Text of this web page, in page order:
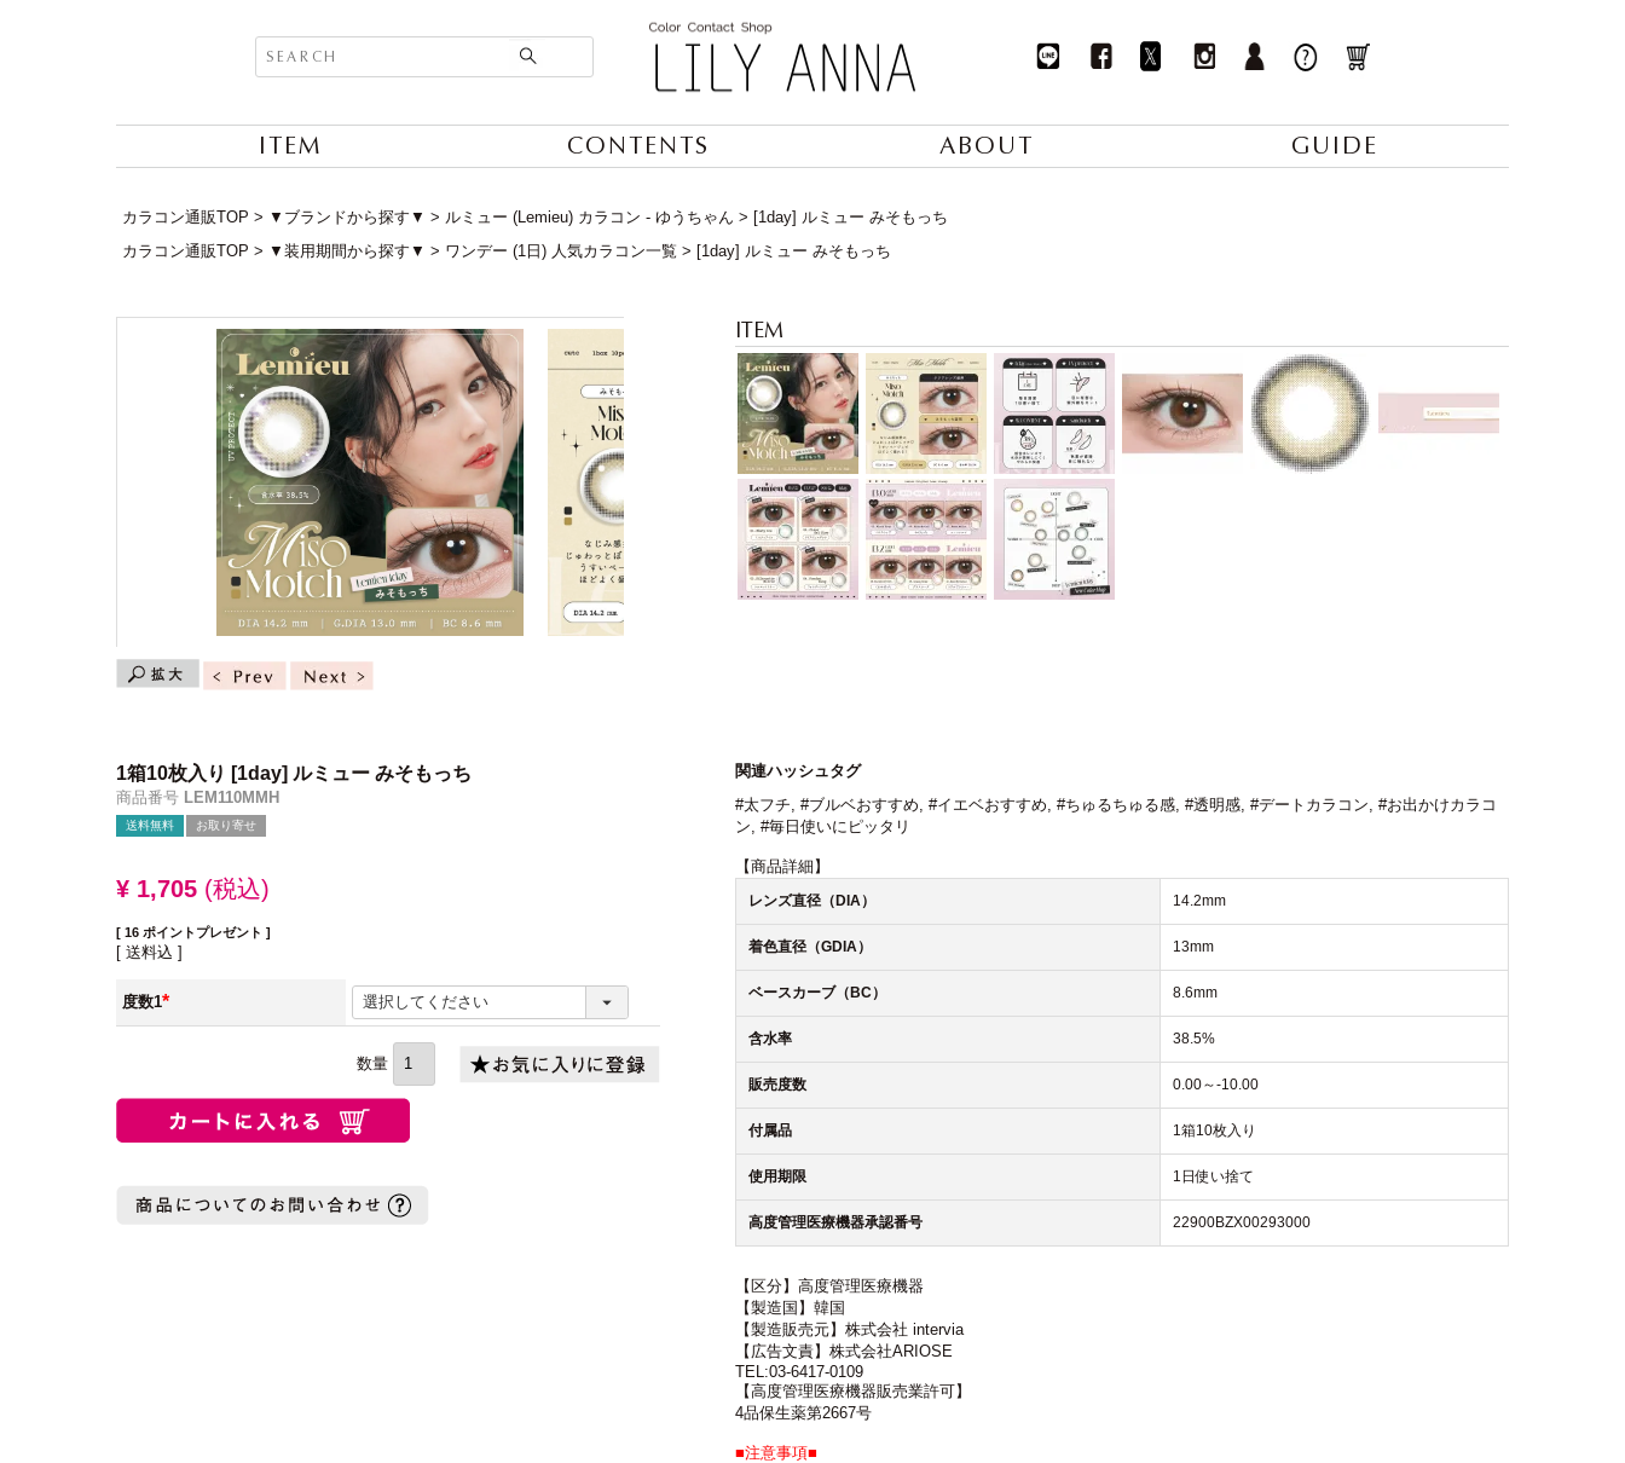
ITEM CONTENTS ABOUT GUIDE
カラコン通販TOP ▼ブランドから探す▼ ルミュー (Lemieu) カラコン - ゆうちゃん
[1day] ルミュー みそもっち
カラコン通販TOP
▼装用期間から探す▼ ワンデー (1日) 人気カラコン一覧 [1day] ルミュー みそもっち
1箱10枚入り [1day] ルミュー みそもっち
商品番号 LEM110MMH
送料無料 お取り寄せ
¥ 1,705 税込
[ 16 ポイントプレゼント ]
送料込
度数1
(必
関連ハッシュタグ
#太フチ, #ブルベおすすめ, #イエベおすすめ, #ちゅるちゅる感, #透明感, #デートカラコン, #お出かけカラコ
ン, #毎日使いにピッタリ
【商品詳細】
レンズ直径（DIA） 14.2mm
着色直径（GDIA） 13mm
ベースカーブ（BC） 8.6mm
含水率 38.5%
販売度数 0.00～-10.00
付属品 1箱10枚入り
使用期限 1日使い捨て
高度管理医療機器承認番号 22900BZX00293000
【区分】高度管理医療機器
【製造国】韓国
【製造販売元】株式会社 intervia
【広告文責】株式会社ARIOSE
TEL:03-6417-0109
【高度管理医療機器販売業許可】
4品保生薬第2667号
■注意事項■